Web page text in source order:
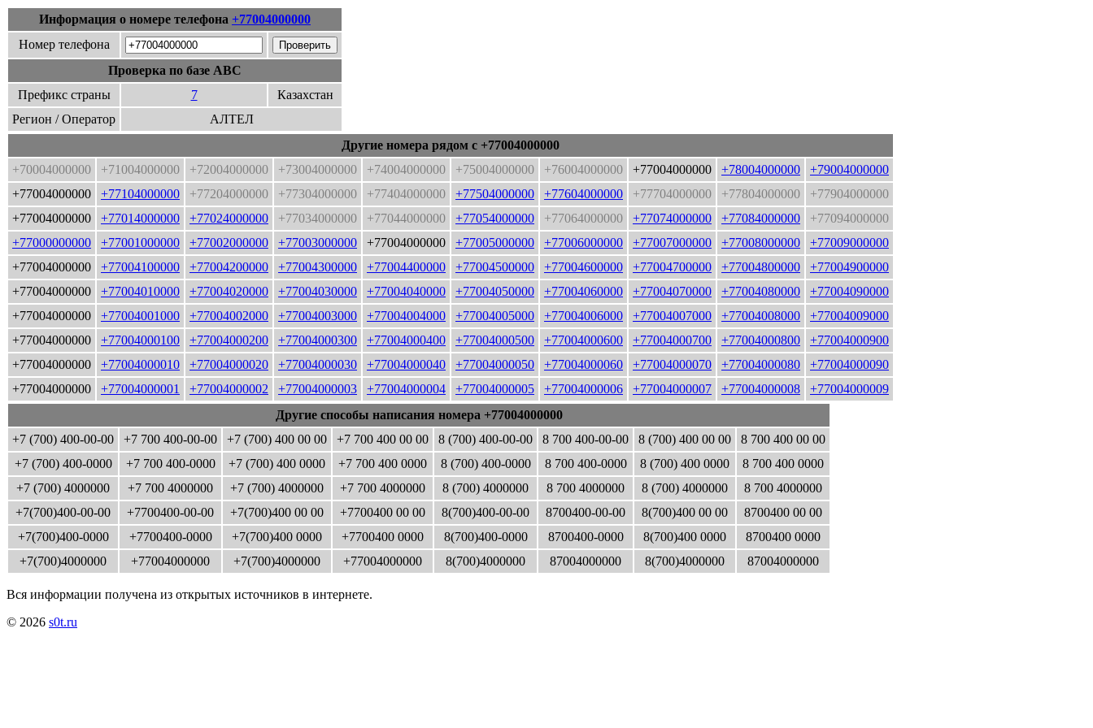
Информация о номере телефона +77004000000
Номер телефона
Проверка по базе ABC
Префикс страны
7
Казахстан
Регион / Оператор
АЛТЕЛ
Другие номера рядом с +77004000000
+70004000000
+71004000000 +72004000000 +73004000000 +74004000000 +75004000000 +76004000000 +77004000000 +78004000000
+79004000000
+77004000000
+77104000000 +77204000000 +77304000000 +77404000000 +77504000000 +77604000000 +77704000000 +77804000000
+77904000000
+77004000000
+77014000000 +77024000000 +77034000000 +77044000000 +77054000000 +77064000000 +77074000000 +77084000000
+77094000000
+77000000000
+77001000000 +77002000000 +77003000000 +77004000000 +77005000000 +77006000000 +77007000000 +77008000000
+77009000000
+77004000000
+77004100000 +77004200000 +77004300000 +77004400000 +77004500000 +77004600000 +77004700000 +77004800000
+77004900000
+77004000000
+77004010000 +77004020000 +77004030000 +77004040000 +77004050000 +77004060000 +77004070000 +77004080000
+77004090000
+77004000000
+77004001000 +77004002000 +77004003000 +77004004000 +77004005000 +77004006000 +77004007000 +77004008000
+77004009000
+77004000000
+77004000100 +77004000200 +77004000300 +77004000400 +77004000500 +77004000600 +77004000700 +77004000800
+77004000900
+77004000000
+77004000010 +77004000020 +77004000030 +77004000040 +77004000050 +77004000060 +77004000070 +77004000080
+77004000090
+77004000000
+77004000001 +77004000002 +77004000003 +77004000004 +77004000005 +77004000006 +77004000007 +77004000008
+77004000009
Другие способы написания номера +77004000000
+7 (700) 400-00-00
+7 700 400-00-00 +7 (700) 400 00 00 +7 700 400 00 00 8 (700) 400-00-00 8 700 400-00-00 8 (700) 400 00 00
8 700 400 00 00
+7 (700) 400-0000
+7 700 400-0000 +7 (700) 400 0000 +7 700 400 0000 8 (700) 400-0000 8 700 400-0000 8 (700) 400 0000
8 700 400 0000
+7 (700) 4000000
+7 700 4000000 +7 (700) 4000000 +7 700 4000000 8 (700) 4000000 8 700 4000000 8 (700) 4000000
8 700 4000000
+7(700)400-00-00
+7700400-00-00 +7(700)400 00 00 +7700400 00 00 8(700)400-00-00 8700400-00-00 8(700)400 00 00
8700400 00 00
+7(700)400-0000
+7700400-0000 +7(700)400 0000 +7700400 0000 8(700)400-0000 8700400-0000 8(700)400 0000
8700400 0000
+7(700)4000000
+77004000000 +7(700)4000000 +77004000000 8(700)4000000 87004000000 8(700)4000000 87004000000
Вся информации получена из открытых источников в интернете.
© 2026 s0t.ru